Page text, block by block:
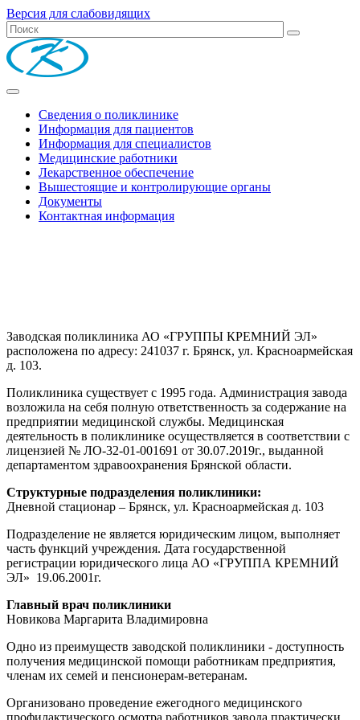
Версия для слабовидящих
Сведения о поликлинике
Информация для пациентов
Информация для специалистов
Медицинские работники
Лекарственное обеспечение
Вышестоящие и контролирующие органы
Документы
Контактная информация
Заводская поликлиника АО «ГРУППЫ КРЕМНИЙ ЭЛ»
расположена по адресу: 241037 г. Брянск, ул. Красноармейская
д. 103.
Поликлиника существует с 1995 года. Администрация завода
возложила на себя полную ответственность за содержание на
предприятии медицинской службы. Медицинская
деятельность в поликлинике осуществляется в соответствии с
лицензией № ЛО-32-01-001691 от 30.07.2019г., выданной
департаментом здравоохранения Брянской области.
Структурные подразделения поликлиники:
Дневной стационар – Брянск, ул. Красноармейская д. 103
Подразделение не является юридическим лицом, выполняет
часть функций учреждения. Дата государственной
регистрации юридического лица АО «ГРУППА КРЕМНИЙ
ЭЛ» 19.06.2001г.
Главный врач поликлиники
Новикова Маргарита Владимировна
Одно из преимуществ заводской поликлиники - доступность
получения медицинской помощи работникам предприятия,
членам их семей и пенсионерам-ветеранам.
Организовано проведение ежегодного медицинского
профилактического осмотра работников завода практически